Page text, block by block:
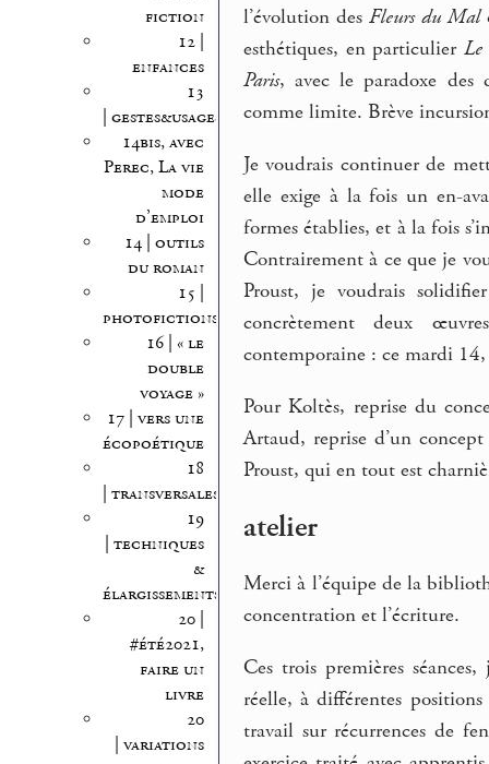
fiction
12 |
enfances
13
| gestes&usages
14bis, avec
Perec, La vie
mode
d’emploi
14 | outils
du roman
15 |
photofictions
16 | « le
double
voyage »
17 | vers une
écopoétique
18
| transversales
19
| techniques
&
élargissements
20 |
#été2021,
faire un
livre
20
| variations
l’évolution des Fleurs du Mal
esthétiques, en particulierLe
Paris, avec le paradoxe
comme limite. Brève
Je voudrais continuer de
elle exige à la fois un en-
formes établies, et à la fois
Contrairement à ce que je
Proust, je voudrais
concrètement deux
contemporaine : ce mardi
Pour Koltès, reprise du
Artaud, reprise d’un concept
Proust, qui en tout est
atelier
Merci à l’équipe de la
concentration et l’écriture.
Ces trois premières
réelle, à différentes
travail sur récurrences de